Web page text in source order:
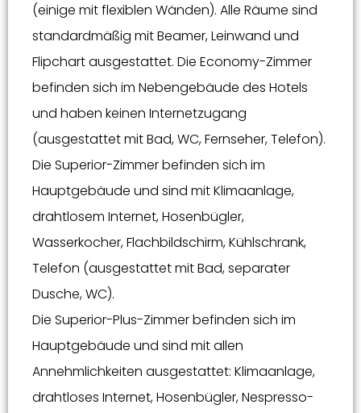
(einige mit flexiblen Wänden). Alle Räume sind
standardmäßig mit Beamer, Leinwand und
Flipchart ausgestattet. Die Economy-Zimmer
befinden sich im Nebengebäude des Hotels
und haben keinen Internetzugang
(ausgestattet mit Bad, WC, Fernseher, Telefon).
Die Superior-Zimmer befinden sich im
Hauptgebäude und sind mit Klimaanlage,
drahtlosem Internet, Hosenbügler,
Wasserkocher, Flachbildschirm, Kühlschrank,
Telefon (ausgestattet mit Bad, separater
Dusche, WC).
Die Superior-Plus-Zimmer befinden sich im
Hauptgebäude und sind mit allen
Annehmlichkeiten ausgestattet: Klimaanlage,
drahtloses Internet, Hosenbügler, Nespresso-